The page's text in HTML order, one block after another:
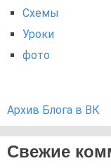
Схемы
Уроки
фото
Архив Блога в ВК
Свежие